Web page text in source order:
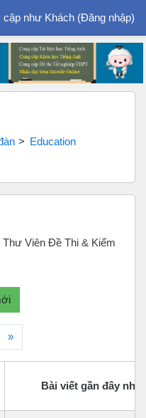
cập như Khách (Đăng nhập)
Education
Viên Đề Thi & Kiểm
»Tiếp theo
Bài viết gần đây nhất